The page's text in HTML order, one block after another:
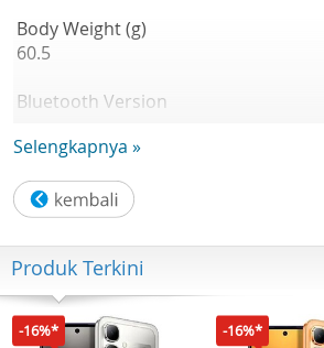
Body Weight (g)
60.5
Bluetooth Version
Accelerometer, Barometer,
Analysis Sensor, Electrical Heart
Geomagnetic Sensor, Infrared
Sensor, Optical Heart Rate Sensor
Penyimpanan (GB)
Selengkapnya »
Produk Terkini
-16%* -16%*